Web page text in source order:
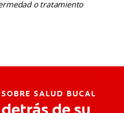
o tratamiento
SALUD BUCAL